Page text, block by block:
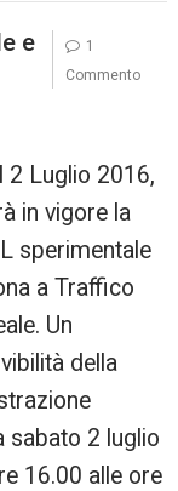
e
2 Luglio 2016,
in vigore la
sperimentale
a Traffico
Un
della
sabato 2 luglio
16.00 alle ore
1
Commento